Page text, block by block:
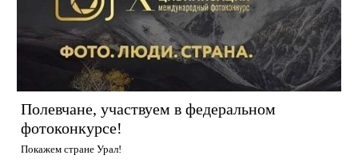
Полевчане, участвуем в федеральном
фотоконкурсе!
Покажем стране Урал!